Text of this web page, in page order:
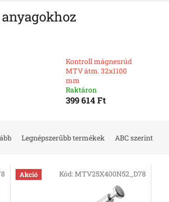
Kontroll mágnesrúd
MTV átm. 32x1100
mm
Raktáron
399 614 Ft
Legnépszerűbb termékek ABC szerint
Akció Kód:MTV25X400N52_D78